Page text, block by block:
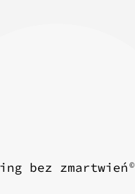
bez zmartwień
©